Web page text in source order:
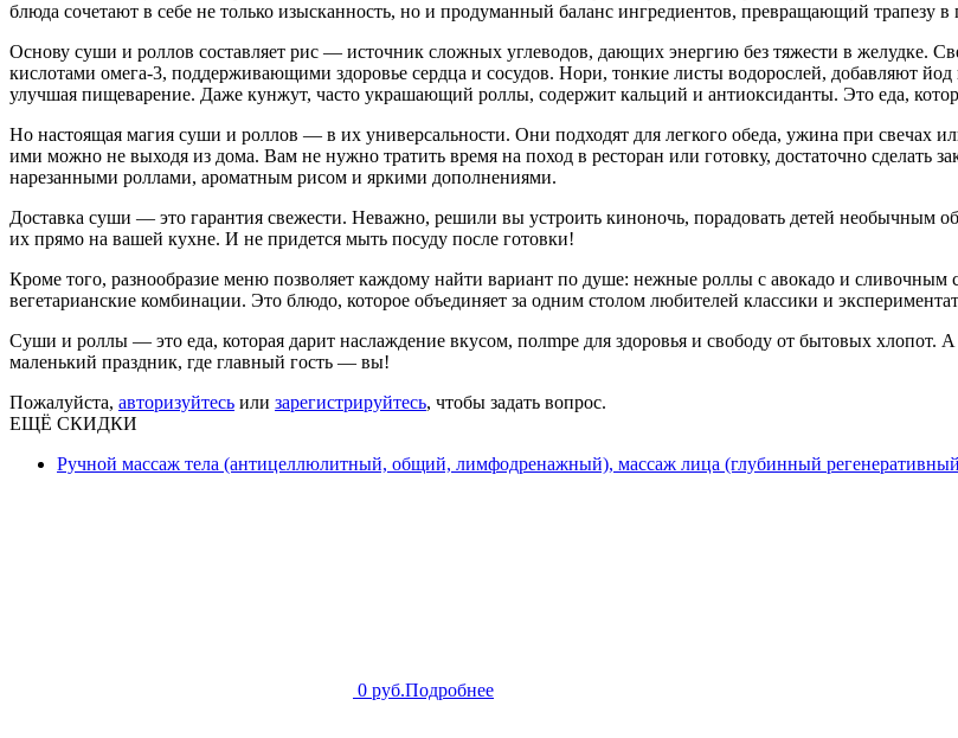
блюда сочетают в себе не только изысканность, но и продуманный баланс ингредиентов, превращающий трапезу в
Основу суши и роллов составляет рис — источник сложных углеводов, дающих энергию без тяжести в желудке.
кислотами омега-3, поддерживающими здоровье сердца и сосудов. Нори, тонкие листы водорослей, добавляют
улучшая пищеварение. Даже кунжут, часто украшающий роллы, содержит кальций и антиоксиданты. Это еда,
Но настоящая магия суши и роллов — в их универсальности. Они подходят для легкого обеда, ужина при свечах
ими можно не выходя из дома. Вам не нужно тратить время на поход в ресторан или готовку, достаточно сделать
нарезанными роллами, ароматным рисом и яркими дополнениями.
Доставка суши — это гарантия свежести. Неважно, решили вы устроить киноночь, порадовать детей необычным
их прямо на вашей кухне. И не придется мыть посуду после готовки!
Кроме того, разнообразие меню позволяет каждому найти вариант по душе: нежные роллы с авокадо и
вегетарианские комбинации. Это блюдо, которое объединяет за одним столом любителей классики и
Суши и роллы — это еда, которая дарит наслаждение вкусом, полmpe для здоровья и свободу от бытовых хлопот.
маленький праздник, где главный гость — вы!
Пожалуйста, авторизуйтесь или зарегистрируйтесь, чтобы задать вопрос.
ЕЩЁ СКИДКИ
Ручной массаж тела (антицеллюлитный, общий, лимфодренажный), массаж лица (глубинный
0 руб.Подробнее